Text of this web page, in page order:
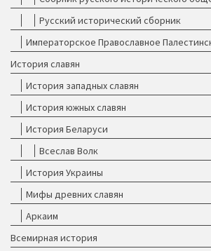
Русский исторический сборник
Императорское Православное
История славян
История западных славян
История южных славян
История Беларуси
Всеслав Волк
История Украины
Мифы древних славян
Аркаим
Всемирная история